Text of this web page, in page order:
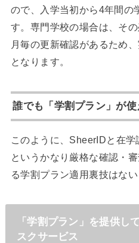
ので、入学当初から4年間の
す。専門学校の場合は、そ
月毎の更新確認があるため
となります。
誰でも「学割プラン」が
このように、SheerIDと在
というかなり厳格な確認・
る学割プラン適用裏技はな
「学割プラン」を提供し
スクサービス